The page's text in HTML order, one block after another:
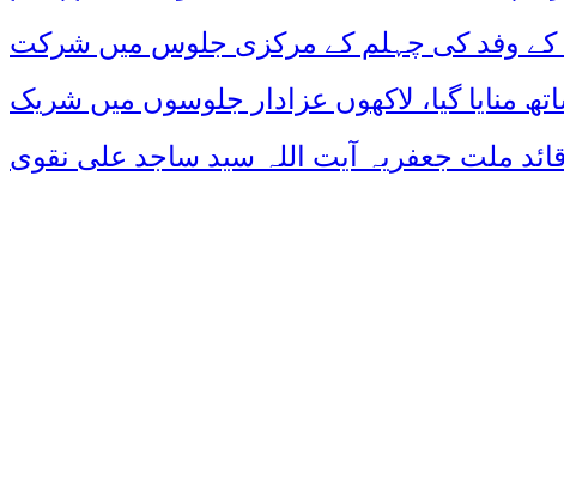
کے وفد کی چہلم کے مرکزی جلوس میں شرکت